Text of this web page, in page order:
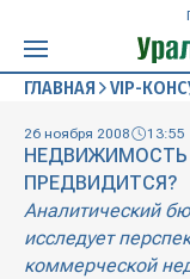
ГЛАВНАЯ VIP-
26 ноября 2008 13:55
НЕДВИЖИМОСТЬ
ПРЕДВИДИТСЯ?
Аналитический
исследует
коммерческой